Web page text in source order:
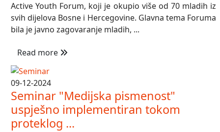
Active Youth Forum, koji je okupio više od 70 mladih iz
svih dijelova Bosne i Hercegovine. Glavna tema Foruma
bila je javno zagovaranje mladih, ...
Read more
09-12-2024
Seminar "Medijska pismenost"
uspješno implementiran tokom
proteklog ...